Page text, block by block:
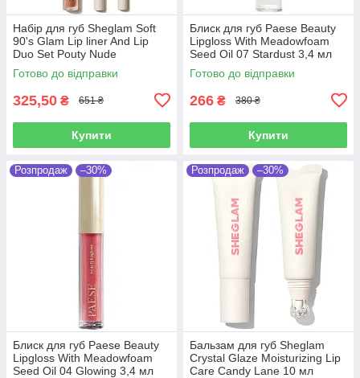
Набір для губ Sheglam Soft
90's Glam Lip liner And Lip
Duo Set Pouty Nude
Готово до відправки
325,50 ₴ 651 ₴
Купити
Блиск для губ Paese Beauty
Lipgloss With Meadowfoam
Seed Oil 07 Stardust 3,4 мл
Готово до відправки
266 ₴ 380 ₴
Купити
Розпродаж –30%
Блиск для губ Paese Beauty
Lipgloss With Meadowfoam
Seed Oil 04 Glowing 3,4 мл
Розпродаж –30%
Бальзам для губ Sheglam
Crystal Glaze Moisturizing Lip
Care Candy Lane 10 мл